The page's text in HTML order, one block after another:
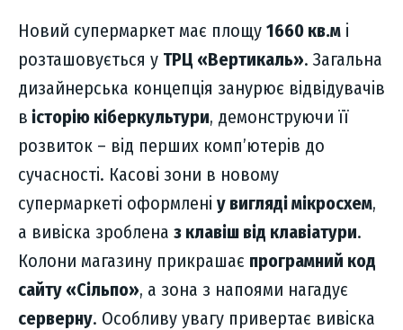
Новий супермаркет має площу 1660 кв.м і
розташовується у ТРЦ «Вертикаль». Загальна
дизайнерська концепція занурює відвідувачів
в історію кіберкультури, демонструючи її
розвиток – від перших комп’ютерів до
сучасності. Касові зони в новому
супермаркеті оформлені у вигляді мікросхем,
а вивіска зроблена з клавіш від клавіатури.
Колони магазину прикрашає програмний код
сайту «Сільпо», а зона з напоями нагадує
серверну. Особливу увагу привертає вивіска